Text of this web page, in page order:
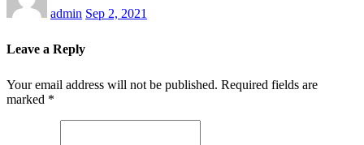
admin Sep 2, 2021
Leave a Reply
Your email address will not be published. Required fields are
marked *